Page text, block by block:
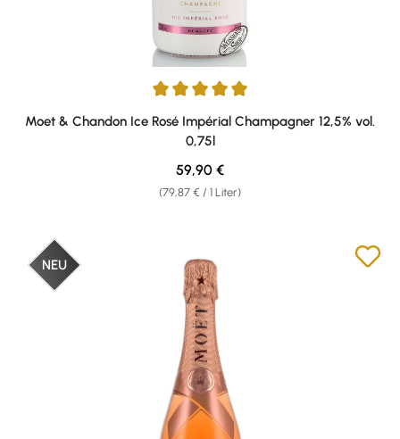
Durchschnittliche Bewertung von 5 von 5 Sternen
Moet & Chandon Ice Rosé Impérial Champagner 12,5% vol.
0,75l
(79,87 € / 1 Liter)
Regulärer Preis:
59,90 €
NEU